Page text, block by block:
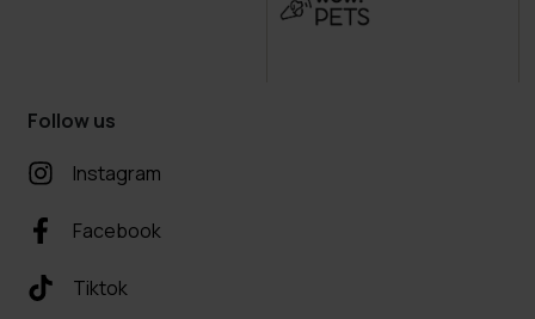
Follow us
Instagram
Facebook
Tiktok